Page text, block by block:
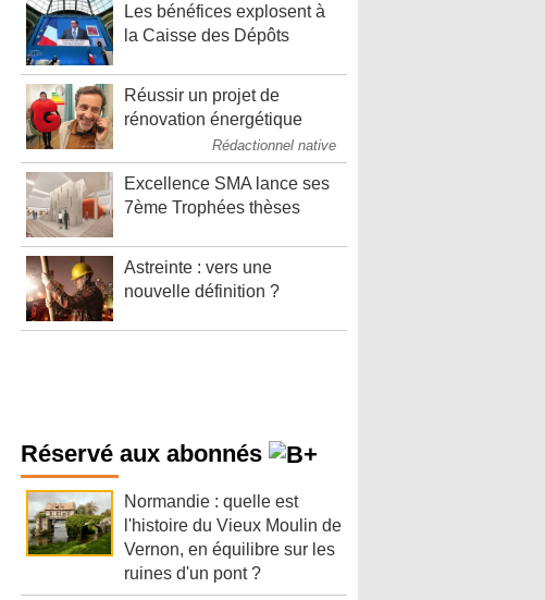
Les bénéfices explosent à
la Caisse des Dépôts
Réussir un projet de
rénovation énergétique
Rédactionnel native
Excellence SMA lance ses
7ème Trophées thèses
Astreinte : vers une
nouvelle définition ?
Réservé aux abonnés
Normandie : quelle est
l'histoire du Vieux Moulin de
Vernon, en équilibre sur les
ruines d'un pont ?